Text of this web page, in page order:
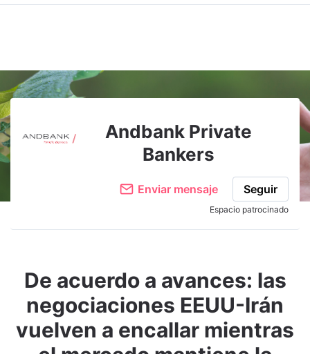
Andbank Private
Bankers
Enviar mensaje Seguir
Espacio patrocinado
De acuerdo a avances: las
negociaciones EEUU-Irán
vuelven a encallar mientras